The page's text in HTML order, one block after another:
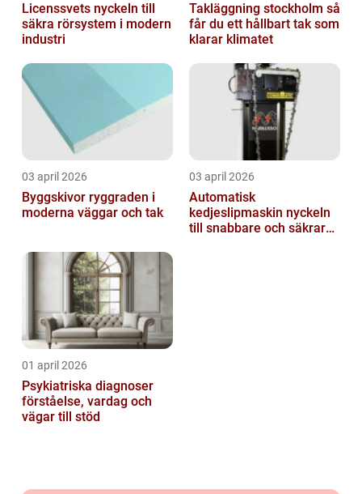
Licenssvets nyckeln till
säkra rörsystem i modern
industri
Takläggning stockholm så
får du ett hållbart tak som
klarar klimatet
03 april 2026
Byggskivor ryggraden i
moderna väggar och tak
03 april 2026
Automatisk
kedjeslipmaskin nyckeln
till snabbare och säkrare
01 april 2026
Psykiatriska diagnoser
förståelse, vardag och
vägar till stöd